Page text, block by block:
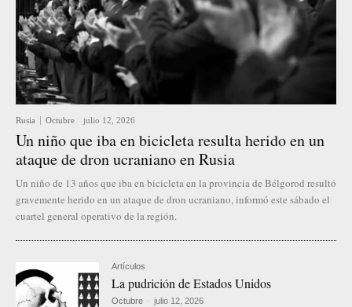
Rusia Octubre - julio 12, 2026
Un niño que iba en bicicleta resulta herido en un
ataque de dron ucraniano en Rusia
Un niño de 13 años que iba en bicicleta en la provincia de Bélgorod resultó
gravemente herido en un ataque de dron ucraniano, informó este sábado el
cuartel general operativo de la región.
Artículos
La pudrición de Estados Unidos
Octubre - julio 12, 2026